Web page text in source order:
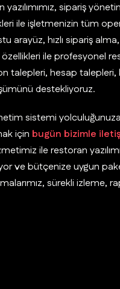
sipariş
işletmenizin tüm
arayüz, hızlı sipariş
ile profesyonel
talepleri, hesap
destekliyoruz.
sistemi
için bugün bizimle
ile restoran
bütçenize uygun
sürekli